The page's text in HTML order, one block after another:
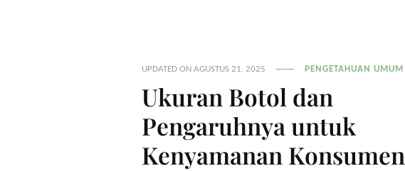
UPDATED ONAGUSTUS 21, 2025 PENGETAHUAN UMUM
Ukuran Botol dan
Pengaruhnya untuk
Kenyamanan Konsumen